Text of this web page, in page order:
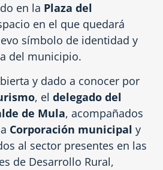
en la Plaza del
en el que quedará
símbolo de identidad y
del municipio.
y dado a conocer por
, el delegado del
de Mula, acompañados
Corporación municipal y
al sector presentes en las
de Desarrollo Rural,